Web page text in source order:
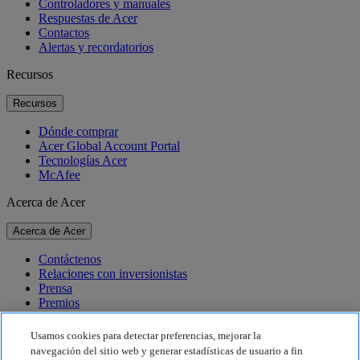
Controladores y manuales
Respuestas de Acer
Contactos
Alertas y recordatorios
Recursos
Recursos
Dónde comprar
Acer Global Account Portal
Tecnologías Acer
McAfee
Acerca de Acer
Acerca de Acer
Contáctenos
Relaciones con inversionistas
Prensa
Premios
Eventos
Sostenibilidad
Usamos cookies para detectar preferencias, mejorar la
navegación del sitio web y generar estadísticas de usuario a fin